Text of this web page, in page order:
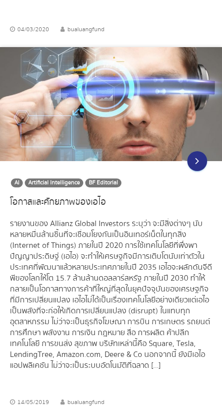
04/03/2020 bualuangfund
AI Artificial Intelligence BF Editorial
โอกาสและศักยภาพของเอไอ
รายงานของ Allianz Global Investors ระบุว่า จะมีสิ่งต่างๆ นับ
หลายหมื่นล้านชิ้นที่จะเชื่อมโยงกันเป็นอินเทอร์เน็ตในทุกสิ่ง
(Internet of Things) ภายในปี 2020 การใช้เทคโนโลยีที่พึ่งพา
ปัญญาประดิษฐ์ (เอไอ) จะทำให้เศรษฐกิจมีการเติบโตนับเท่าตัวใน
ประเทศที่พัฒนาแล้วหลายประเทศภายในปี 2035 เอไอจะผลักดันจีดี
พีของโลกให้โต 15.7 ล้านล้านดอลลาร์สหรัฐ ภายในปี 2030 ทำให้
กลายเป็นโอกาสทางการค้าที่ใหญ่ที่สุดในยุคปัจจุบันของเศรษฐกิจ
ที่มีการเปลี่ยนแปลง เอไอไม่ได้เป็นเรื่องเทคโนโลยีอย่างเดียว แต่เอไอ
เป็นพลังที่จะก่อให้เกิดการเปลี่ยนแปลง (disrupt) ในแทบทุก
อุตสาหกรรม ไม่ว่าจะเป็นธุรกิจโฆษณา การบิน การเกษตร รถยนต์
การศึกษา พลังงาน การเงิน กฎหมาย สื่อ การผลิต ค้าปลีก
เทคโนโลยี การขนส่ง สุขภาพ บริษัทเหล่านี้คือ Square, Tesla,
LendingTree, Amazon.com, Deere & Co นอกจากนี้ ยังมีเอไอ
แอปพลิเคชัน ไม่ว่าจะเป็นระบบอัตโนมัติที่ฉลาด […]
14/05/2019 bualuangfund